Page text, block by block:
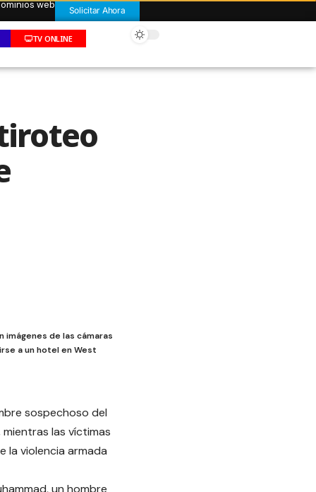
web Solicitar Ahora
TV ONLINE
imágenes de las cámaras
a un hotel en West
sospechoso del
las víctimas
la violencia armada
un hombre